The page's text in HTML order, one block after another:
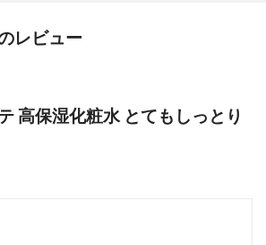
レビュー
高保湿化粧水 とてもしっとり